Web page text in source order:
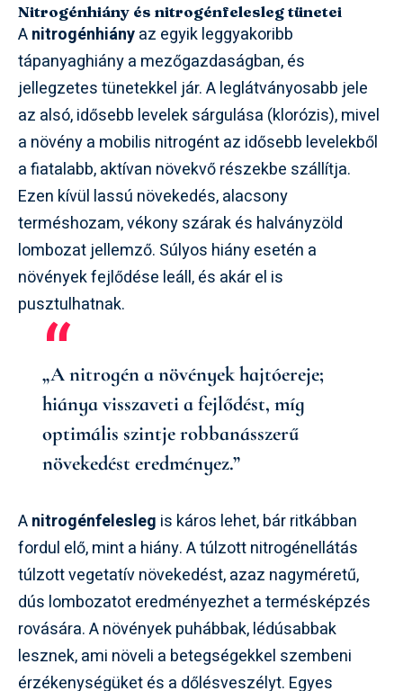
Nitrogénhiány és nitrogénfelesleg tünetei
Anitrogénhiányaz egyik leggyakoribb
tápanyaghiány a mezőgazdaságban, és
jellegzetes tünetekkel jár. A leglátványosabb jele
az alsó, idősebb levelek sárgulása (klorózis), mivel
a növény a mobilis nitrogént az idősebb levelekből
a fiatalabb, aktívan növekvő részekbe szállítja.
Ezen kívül lassú növekedés, alacsony
terméshozam, vékony szárak és halványzöld
lombozat jellemző. Súlyos hiány esetén a
növények fejlődése leáll, és akár el is
pusztulhatnak.
„A nitrogén a növények hajtóereje;
hiánya visszaveti a fejlődést, míg
optimális szintje robbanásszerű
növekedést eredményez.”
Anitrogénfelesleg is káros lehet, bár ritkábban
fordul elő, mint a hiány. A túlzott nitrogénellátás
túlzott vegetatív növekedést, azaz nagyméretű,
dús lombozatot eredményezhet a termésképzés
rovására. A növények puhábbak, lédúsabbak
lesznek, ami növeli a betegségekkel szembeni
érzékenységüket és a dőlésveszélyt. Egyes